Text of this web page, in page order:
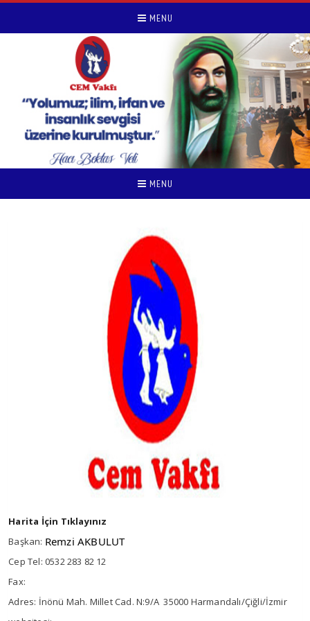
MENU
MENU
Harita İçin Tıklayınız
Başkan: Remzi AKBULUT
Cep Tel: 0532 283 82 12
Fax:
Adres: İnönü Mah. Millet Cad. N:9/A 35000 Harmandalı/Çiğli/İzmir